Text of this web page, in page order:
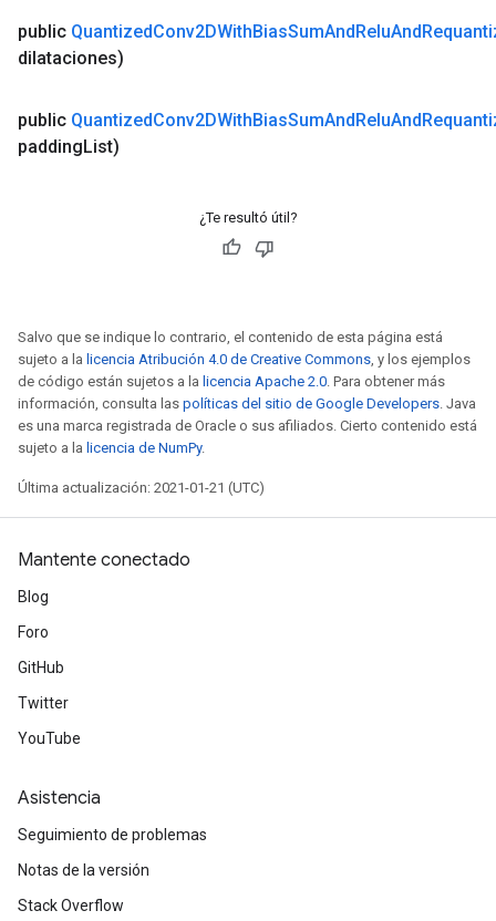
public QuantizedConv2DWithBiasSumAndReluAnd
dilataciones)
public QuantizedConv2DWithBiasSumAndReluAnd
paddingList)
¿Te resultó útil?
Salvo que se indique lo contrario, el contenido de esta página está
sujeto a la licencia Atribución 4.0 de Creative Commons, y los ejemplos
de código están sujetos a la licencia Apache 2.0. Para obtener más
información, consulta las políticas del sitio de Google Developers. Java
es una marca registrada de Oracle o sus afiliados. Cierto contenido está
sujeto a la licencia de NumPy.
Última actualización: 2021-01-21 (UTC)
Mantente conectado
Blog
Foro
GitHub
Twitter
YouTube
Asistencia
Seguimiento de problemas
Notas de la versión
Stack Overflow